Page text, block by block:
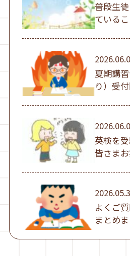
普段生
ている
①）
夏期講
り）受
英検を
皆さま
よくご
まとめ